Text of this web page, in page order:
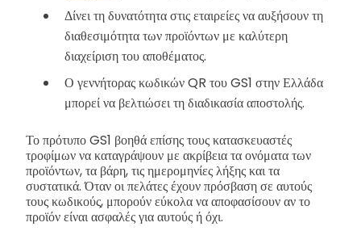
Δίνει τη δυνατότητα στις εταιρείες να αυξήσουν τη
διαθεσιμότητα των προϊόντων με καλύτερη
διαχείριση του αποθέματος.
Ο γεννήτορας κωδικών QR του GS1 στην Ελλάδα
μπορεί να βελτιώσει τη διαδικασία αποστολής.
Το πρότυπο GS1 βοηθά επίσης τους κατασκευαστές
τροφίμων να καταγράψουν με ακρίβεια τα ονόματα των
προϊόντων, τα βάρη, τις ημερομηνίες λήξης και τα
συστατικά. Όταν οι πελάτες έχουν πρόσβαση σε αυτούς
τους κωδικούς, μπορούν εύκολα να αποφασίσουν αν το
προϊόν είναι ασφαλές για αυτούς ή όχι.